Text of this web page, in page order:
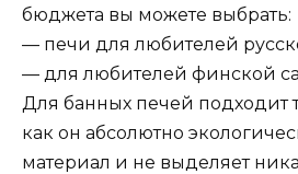
бюджета вы можете выбрать:
— печи для любителей
— для любителей финской
Для банных печей подходит
как он абсолютно
материал и не выделяет